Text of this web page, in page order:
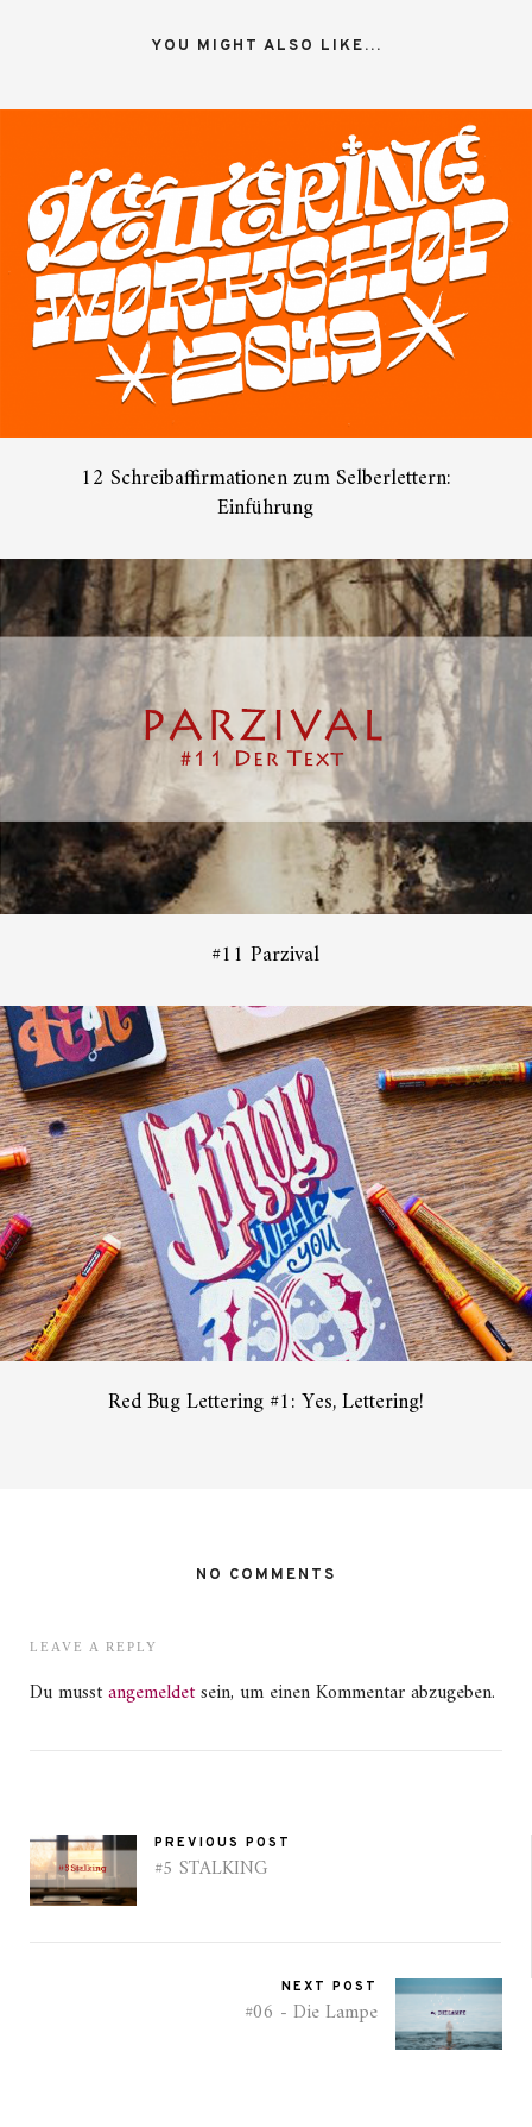
YOU MIGHT ALSO LIKE...
12 Schreibaffirmationen zum Selberlettern:
Einführung
#11 Parzival
Red Bug Lettering #1: Yes, Lettering!
NO COMMENTS
LEAVE A REPLY
Du musstangemeldetsein, um einen Kommentar abzugeben.
PREVIOUS POST
#5 STALKING
NEXT POST
#06 - Die Lampe